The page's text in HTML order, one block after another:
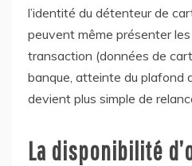
l’identité du détenteur de
peuvent même présenter les
transaction (données de
banque, atteinte du plafond
devient plus simple de
La disponibilité